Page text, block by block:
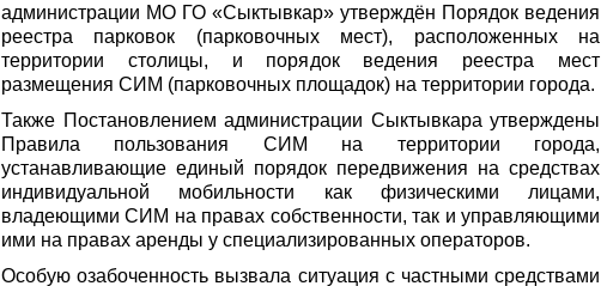
администрации МО ГО «Сыктывкар» утверждён Порядок ведения
реестра парковок (парковочных мест), расположенных на
территории столицы, и порядок ведения реестра мест
размещения СИМ (парковочных площадок) на территории города.
Также Постановлением администрации Сыктывкара утверждены
Правила пользования СИМ на территории города,
устанавливающие единый порядок передвижения на средствах
индивидуальной мобильности как физическими лицами,
владеющими СИМ на правах собственности, так и управляющими
ими на правах аренды у специализированных операторов.
Особую озабоченность вызвала ситуация с частными средствами